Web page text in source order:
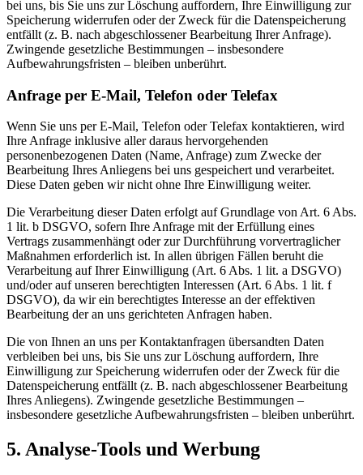
bei uns, bis Sie uns zur Löschung auffordern, Ihre Einwilligung zur
Speicherung widerrufen oder der Zweck für die Datenspeicherung
entfällt (z. B. nach abgeschlossener Bearbeitung Ihrer Anfrage).
Zwingende gesetzliche Bestimmungen – insbesondere
Aufbewahrungsfristen – bleiben unberührt.
Anfrage per E-Mail, Telefon oder Telefax
Wenn Sie uns per E-Mail, Telefon oder Telefax kontaktieren, wird
Ihre Anfrage inklusive aller daraus hervorgehenden
personenbezogenen Daten (Name, Anfrage) zum Zwecke der
Bearbeitung Ihres Anliegens bei uns gespeichert und verarbeitet.
Diese Daten geben wir nicht ohne Ihre Einwilligung weiter.
Die Verarbeitung dieser Daten erfolgt auf Grundlage von Art. 6 Abs.
1 lit. b DSGVO, sofern Ihre Anfrage mit der Erfüllung eines
Vertrags zusammenhängt oder zur Durchführung vorvertraglicher
Maßnahmen erforderlich ist. In allen übrigen Fällen beruht die
Verarbeitung auf Ihrer Einwilligung (Art. 6 Abs. 1 lit. a DSGVO)
und/oder auf unseren berechtigten Interessen (Art. 6 Abs. 1 lit. f
DSGVO), da wir ein berechtigtes Interesse an der effektiven
Bearbeitung der an uns gerichteten Anfragen haben.
Die von Ihnen an uns per Kontaktanfragen übersandten Daten
verbleiben bei uns, bis Sie uns zur Löschung auffordern, Ihre
Einwilligung zur Speicherung widerrufen oder der Zweck für die
Datenspeicherung entfällt (z. B. nach abgeschlossener Bearbeitung
Ihres Anliegens). Zwingende gesetzliche Bestimmungen –
insbesondere gesetzliche Aufbewahrungsfristen – bleiben unberührt.
5. Analyse-Tools und Werbung